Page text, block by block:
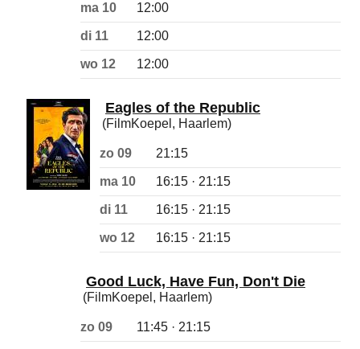
ma 10 12:00
di 11 12:00
wo 12 12:00
Eagles of the Republic
(FilmKoepel, Haarlem)
zo 09 21:15
ma 10 16:15 · 21:15
di 11 16:15 · 21:15
wo 12 16:15 · 21:15
Good Luck, Have Fun, Don't Die
(FilmKoepel, Haarlem)
zo 09 11:45 · 21:15